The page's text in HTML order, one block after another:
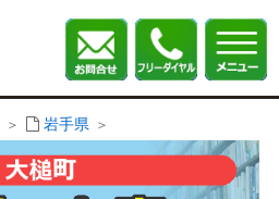
岩手県